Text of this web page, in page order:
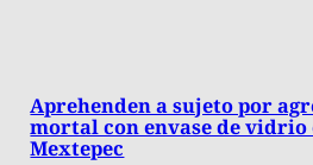
Aprehenden a sujeto por
mortal con envase de vidrio
Mextepec